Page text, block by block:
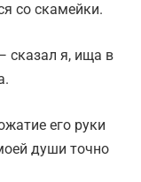
со скамейки.
сказал я, ища в
его руки
души точно